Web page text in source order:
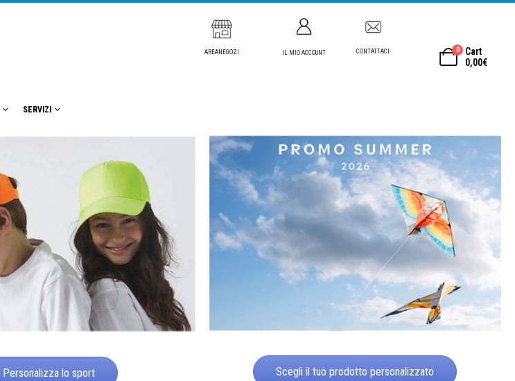
AREANEGOZI IL MIO ACCOUNT CONTATTACI 0
Cart
0,00€
SERVIZI
Personalizza lo sport Scegli il tuo prodotto personalizzato